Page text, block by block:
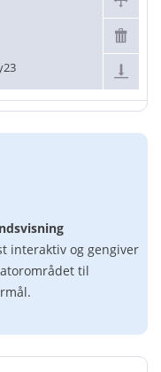
interaktiv og gengiver
til